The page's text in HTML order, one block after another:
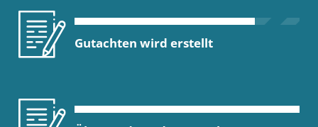
Gutachten wird erstellt